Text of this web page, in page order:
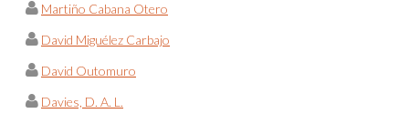
Martiño Cabana Otero
David Miguélez Carbajo
David Outomuro
Davies, D. A. L.